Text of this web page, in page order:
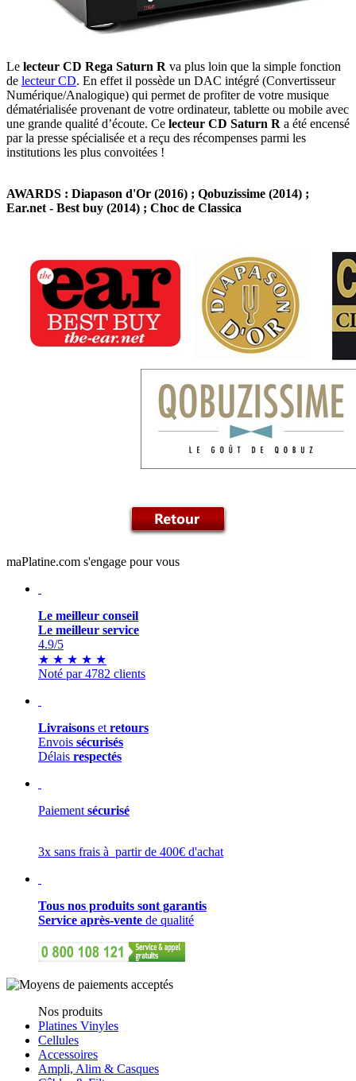
Le lecteur CD Rega Saturn R va plus loin que la simple fonction
de lecteur CD. En effet il possède un DAC intégré (Convertisseur
Numérique/Analogique) qui permet de profiter de votre musique
dématérialisée provenant de votre ordinateur, tablette ou mobile avec
une grande qualité d’écoute. Ce lecteur CD Saturn R a été encensé
par la presse spécialisée et a reçu des récompenses parmi les
institutions les plus convoitées !
AWARDS : Diapason d'Or (2016) ; Qobuzissime (2014) ;
Ear.net - Best buy (2014) ; Choc de Classica
maPlatine.com s'engage pour vous
Le meilleur conseil
Le meilleur service
4.9/5
★ ★ ★ ★ ★
Noté par 4782 clients
Livraisons etretours
Envois sécurisés
Délais respectés
Paiementsécurisé
3x sans frais à partir de 400€ d'achat
Tous nos produits sont garantis
Service après-vente de qualité
Nos produits
Platines Vinyles
Cellules
Accessoires
Ampli, Alim & Casques